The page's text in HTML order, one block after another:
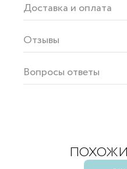
Доставка и оплата
Отзывы
Вопросы ответы